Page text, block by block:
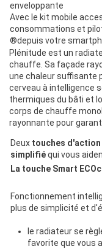
enveloppante
Avec le kit mobile
consommations et
®depuis votre
Plénitude est un
chauffe. Sa façade
une chaleur suffisante
cerveau à intelligence
thermiques du bâti et
corps de chauffe
rayonnante pour
Deux touches
simplifiéqui vous
La touche Smart
Fonctionnement
plus de simplicité et
le radiateur se
favorite que vous